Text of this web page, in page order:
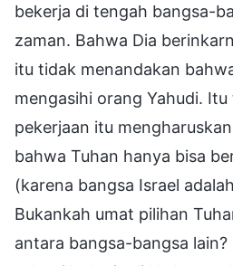
bekerja di tengah bangsa-
zaman. Bahwa Dia
itu tidak menandakan
mengasihi orang Yahudi.
pekerjaan itu
bahwa Tuhan hanya bisa
(karena bangsa Israel
Bukankah umat pilihan
antara bangsa-bangsa lain?